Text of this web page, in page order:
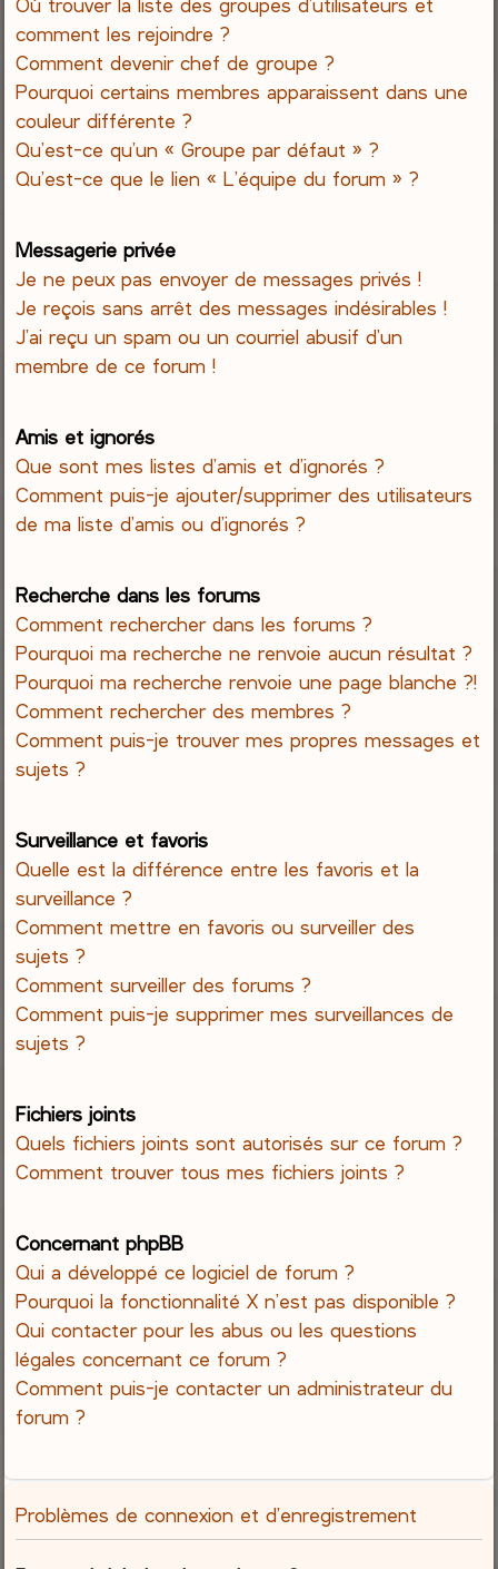
comment les rejoindre ?
Comment devenir chef de groupe ?
Pourquoi certains membres apparaissent dans une
couleur différente ?
Qu’est-ce qu’un « Groupe par défaut » ?
Qu’est-ce que le lien « L’équipe du forum » ?
Messagerie privée
Je ne peux pas envoyer de messages privés !
Je reçois sans arrêt des messages indésirables !
J’ai reçu un spam ou un courriel abusif d’un
membre de ce forum !
Amis et ignorés
Que sont mes listes d’amis et d’ignorés ?
Comment puis-je ajouter/supprimer des utilisateurs
de ma liste d’amis ou d’ignorés ?
Recherche dans les forums
Comment rechercher dans les forums ?
Pourquoi ma recherche ne renvoie aucun résultat ?
Pourquoi ma recherche renvoie une page blanche ?!
Comment rechercher des membres ?
Comment puis-je trouver mes propres messages et
sujets ?
Surveillance et favoris
Quelle est la différence entre les favoris et la
surveillance ?
Comment mettre en favoris ou surveiller des
sujets ?
Comment surveiller des forums ?
Comment puis-je supprimer mes surveillances de
sujets ?
Fichiers joints
Quels fichiers joints sont autorisés sur ce forum ?
Comment trouver tous mes fichiers joints ?
Concernant phpBB
Qui a développé ce logiciel de forum ?
Pourquoi la fonctionnalité X n’est pas disponible ?
Qui contacter pour les abus ou les questions
légales concernant ce forum ?
Comment puis-je contacter un administrateur du
forum ?
Problèmes de connexion et d’enregistrement